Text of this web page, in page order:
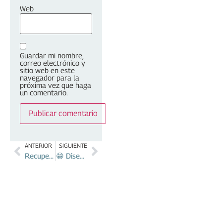
Web
Guardar mi nombre,
correo electrónico y
sitio web en este
navegador para la
próxima vez que haga
un comentario.
ANTERIOR
Recuperando la sonrisa con implantes dentales: Caso All-on-Five en Dental Lux
SIGUIENTE
😁 Diseño de sonrisa en Cartagena: transforma tu sonrisa mientras disfrutas del Caribe